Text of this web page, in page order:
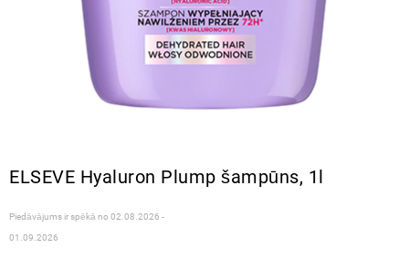
ELSEVE Hyaluron Plump šampūns, 1l
Piedāvājums ir spēkā no 02.08.2026 -
01.09.2026